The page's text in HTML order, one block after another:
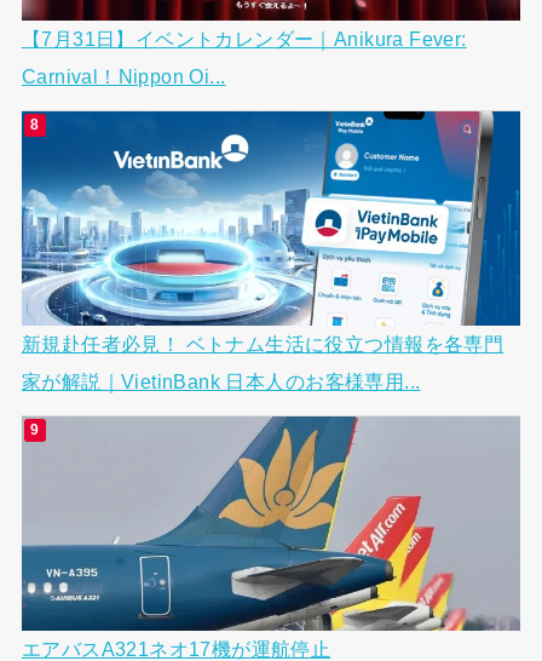
【7月31日】イベントカレンダー｜Anikura Fever:
Carnival！Nippon Oi...
新規赴任者必見！ ベトナム生活に役立つ情報を各専門
家が解説｜VietinBank 日本人のお客様専用...
エアバスA321ネオ17機が運航停止